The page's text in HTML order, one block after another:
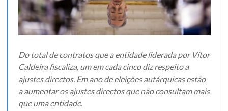
Do total de contratos que a entidade liderada por Vítor
Caldeira fiscaliza, um em cada cinco diz respeito a
ajustes directos. Em ano de eleições autárquicas estão
a aumentar os ajustes directos que não consultam mais
que uma entidade.